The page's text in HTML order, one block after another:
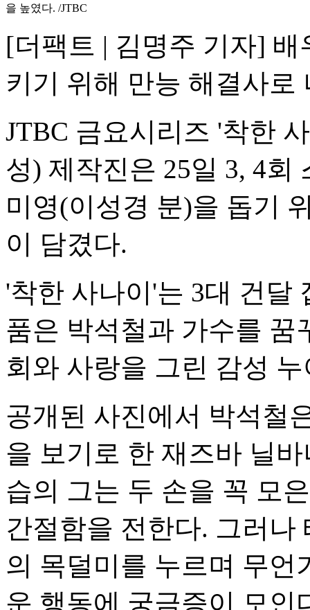
을 높였다. /JTBC
[더팩트 | 김명주 기자]
키기 위해 만능 해결사로
JTBC 금요시리즈 '착한
성) 제작진은 25일 3, 4회
미영(이성경 분)을 돕기
이 담겼다.
'착한 사나이'는 3대 건달
품은 박석철과 가수를 꿈
회와 사랑을 그린 감성
공개된 사진에서 박석철
을 보기로 한 재즈바 닐
습의 그는 두 손을 꼭 모
간절함을 전한다. 그러나
의 목덜미를 누르며 무언
운 행동에 궁금증이 모인